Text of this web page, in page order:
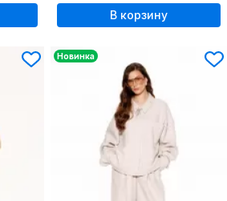
В корзину
Новинка